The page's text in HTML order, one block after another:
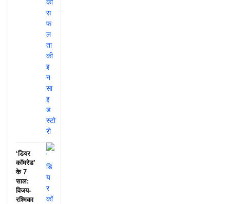
‘डियर
कॉमरेड’
के 7
साल:
विजय-
रश्मिका